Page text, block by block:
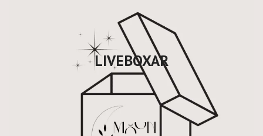
LIVEBOXAR